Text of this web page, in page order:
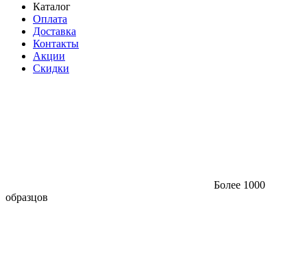
Каталог
Оплата
Доставка
Контакты
Акции
Скидки
Более 1000
образцов